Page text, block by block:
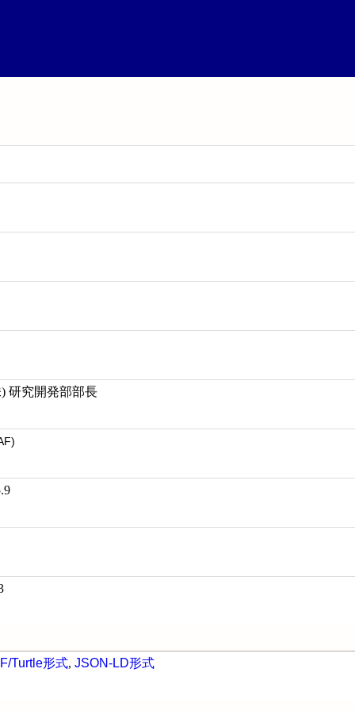
研究開発部部長
Turtle形式, JSON-LD形式